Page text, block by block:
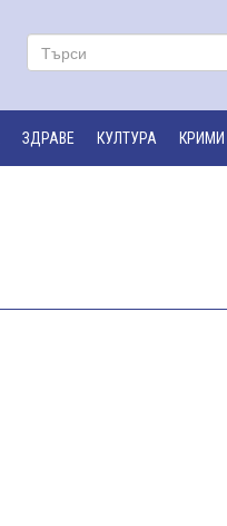
ЗДРАВЕ КУЛТУРА КРИМИ